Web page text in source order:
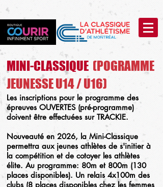
MINI-CLASSIQUE (POGRAMME
JEUNESSE U14 / U16)
Les inscriptions pour le programme des
épreuves OUVERTES (pré-programme)
doivent être effectuées sur TRACKIE.
Nouveauté en 2026, la Mini-Classique
permettra aux jeunes athlètes de s'initier à
la compétition et de cotoyer les athlètes
élite. Au programme: 80m et 800m (130
places disponibles). Un relais 4x100m des
clubs (8 places disponibles chez les femmes